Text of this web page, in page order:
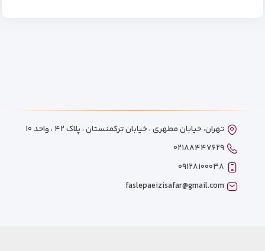
تهران، خیابان مطهری ، خیابان ترکمنستان ، پلاک ۴۲ ، واحد ۱۰
۰۲۱۸۸۴۴۷۶۲۹
۰۹۱۲۸۱۰۰۰۳۸
faslepaeizisafar@gmail.com